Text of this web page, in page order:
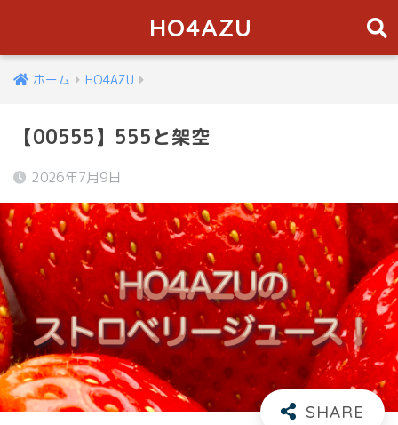
HO4AZU
ホーム HO4AZU
【00555】555と架空
2026年7月9日